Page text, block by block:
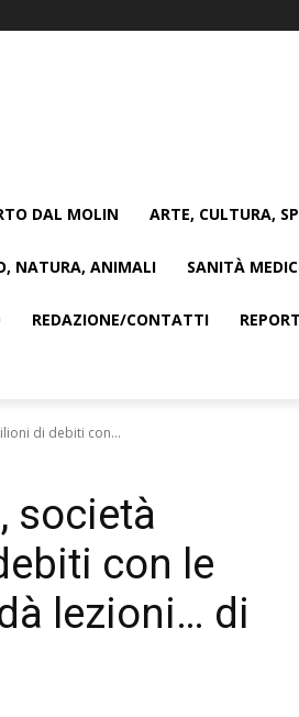
DAL MOLIN ARTE, CULTURA,
NATURA, ANIMALI SANITÀ
REDAZIONE/CONTATTI
di debiti con...
società
con le
lezioni… di